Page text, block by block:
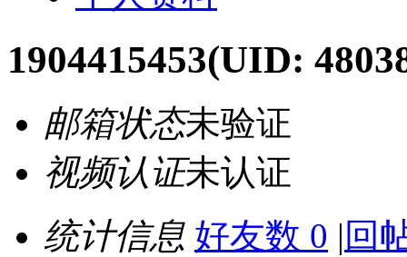
1904415453(UID:
邮箱状态未验证
视频认证未认证
统计信息 好友数 0 | 回